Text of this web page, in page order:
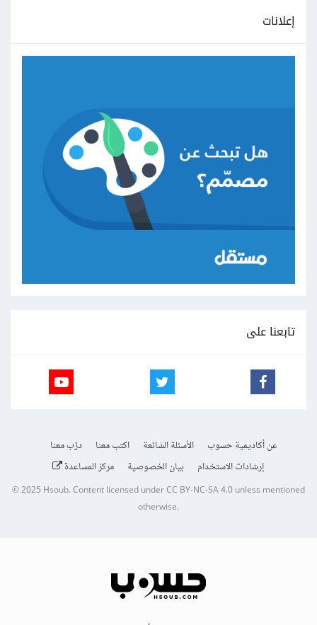
إعلانات
تابعنا على
عن أكاديمية حسوب الأسئلة الشائعة اكتب معنا
درّب معنا
إرشادات الاستخدام
بيان الخصوصية مركز المساعدة
© 2025Hsoub.Content licensed underCC BY-NC-SA 4.0unless mentioned
otherwise.